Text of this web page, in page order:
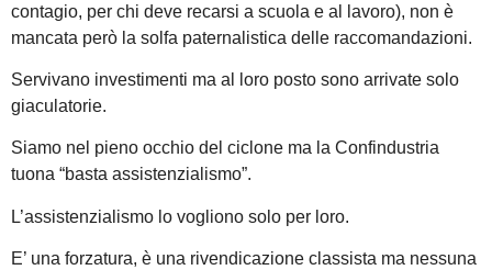
contagio, per chi deve recarsi a scuola e al lavoro), non è
mancata però la solfa paternalistica delle raccomandazioni.
Servivano investimenti ma al loro posto sono arrivate solo
giaculatorie.
Siamo nel pieno occhio del ciclone ma la Confindustria
tuona “basta assistenzialismo”.
L’assistenzialismo lo vogliono solo per loro.
E’ una forzatura, è una rivendicazione classista ma nessuna